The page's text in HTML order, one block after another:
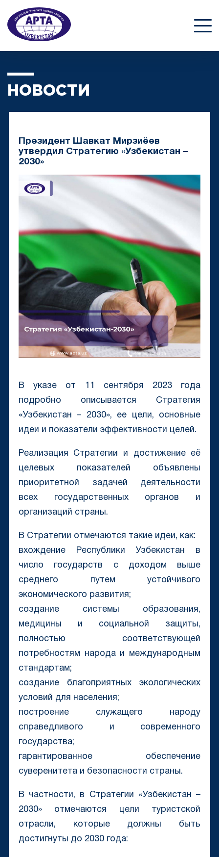
НОВОСТИ
Президент Шавкат Мирзиёев
утвердил Стратегию «Узбекистан –
2030»
В указе от 11 сентября 2023 года
подробно описывается Стратегия
«Узбекистан – 2030», ее цели, основные
идеи и показатели эффективности целей.
Реализация Стратегии и достижение её
целевых показателей объявлены
приоритетной задачей деятельности
всех государственных органов и
организаций страны.
В Стратегии отмечаются такие идеи, как:
вхождение Республики Узбекистан в
число государств с доходом выше
среднего путем устойчивого
экономического развития;
создание системы образования,
медицины и социальной защиты,
полностью соответствующей
потребностям народа и международным
стандартам;
создание благоприятных экологических
условий для населения;
построение служащего народу
справедливого и современного
государства;
гарантированное обеспечение
суверенитета и безопасности страны.
В частности, в Стратегии «Узбекистан –
2030» отмечаются цели туристской
отрасли, которые должны быть
достигнуты до 2030 года: